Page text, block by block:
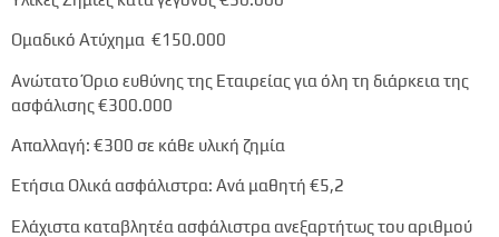
Ομαδικό Ατύχημα €150.000
Ανώτατο Όριο ευθύνης της Εταιρείας για όλη τη διάρκεια της
ασφάλισης€300.000
Απαλλαγή: €300 σε κάθε υλική ζημία
Ετήσια Ολικά ασφάλιστρα: Ανά μαθητή €5,2
Ελάχιστα καταβλητέα ασφάλιστρα ανεξαρτήτως του αριθμού